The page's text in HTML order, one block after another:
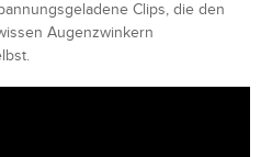
Clips, die den
Augenzwinkern